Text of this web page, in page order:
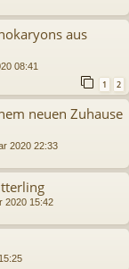
aus
08:41
1 2
neuen Zuhause
2020 22:33
2020 15:42